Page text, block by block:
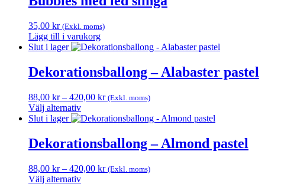
35,00 kr (Exkl. moms)
Lägg till i varukorg
Slut i lager
Dekorationsballong – Alabaster pastel
88,00 kr – 420,00 krPrisintervall:
till
(Exkl. moms)
Välj alternativ
Den
produkten
har
varianter.
De
Slut i lager
Dekorationsballong – Almond pastel
88,00 kr – 420,00 krPrisintervall:
(Exkl. moms)
Välj alternativ